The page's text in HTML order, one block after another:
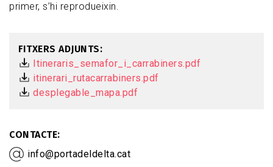
primer, s’hi reprodueixin.
FITXERS ADJUNTS
Itineraris_semafor_i_carrabiners.pdf
itinerari_rutacarrabiners.pdf
desplegable_mapa.pdf
CONTACTE
info@portadeldelta.cat